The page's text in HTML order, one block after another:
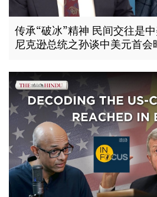
传承“破冰”精神 民间交往是
尼克逊总统之孙谈中美元首会